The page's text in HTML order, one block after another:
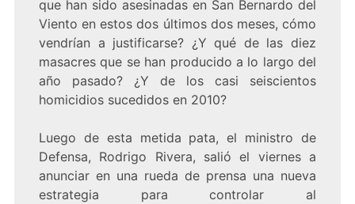
que han sido asesinadas en San Bernardo del
Viento en estos dos últimos dos meses, cómo
vendrían a justificarse? ¿Y qué de las diez
masacres que se han producido a lo largo del
año pasado? ¿Y de los casi seiscientos
homicidios sucedidos en 2010?
Luego de esta metida pata, el ministro de
Defensa, Rodrigo Rivera, salió el viernes a
anunciar en una rueda de prensa una nueva
estrategia para controlar al